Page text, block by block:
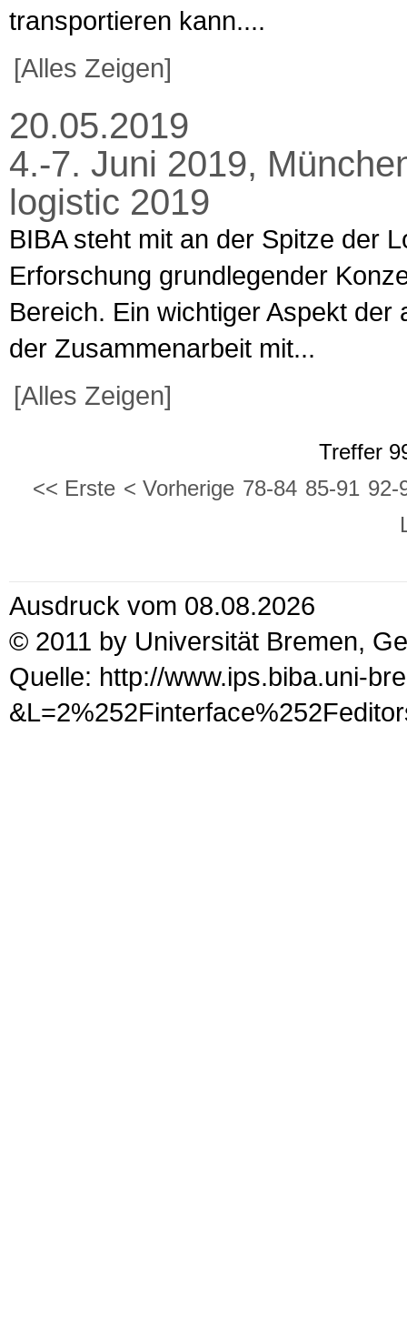
transportieren kann....
[Alles Zeigen]
20.05.2019
4.-7. Juni 2019,
logistic 2019
BIBA steht mit an der Spitze der
Erforschung grundlegender
Bereich. Ein wichtiger Aspekt
der Zusammenarbeit mit...
[Alles Zeigen]
Treffer
<< Erste < Vorherige 78-84 85-91 92-
Ausdruck vom 08.08.2026
© 2011 by Universität Bremen,
Quelle: http://www.ips.biba.uni-